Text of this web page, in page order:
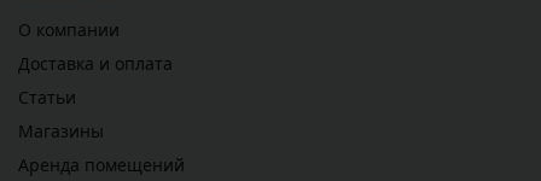
О компании
Доставка и оплата
Статьи
Магазины
Аренда помещений